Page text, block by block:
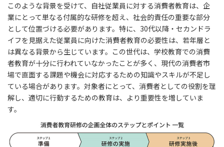
このような背景を受けて、自社従業員に対する消費者教育は、企
業にとって単なる付属的な研修を超え、社会的責任の重要な部分
として位置づける必要があります。特に、30代以降・セカンドラ
イフを見据えた従業員に向けた消費者教育の必要性は、若年層と
は異なる背景から生じています。この世代は、学校教育での消費
者教育が十分に行われていなかったことが多く、現代の消費者市
場で直面する課題や機会に対応するための知識やスキルが不足し
ている場合があります。対象者にとって、消費者としての役割を理
解し、適切に行動するための教育は、より重要性を増していま
す。